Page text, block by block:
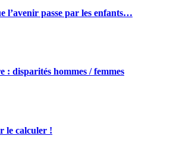
l’avenir passe par les enfants…
disparités hommes / femmes
le calculer !